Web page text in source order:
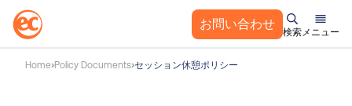
お問い合わせ
検索メニュー
Home Policy Documents セッション休憩ポリシー